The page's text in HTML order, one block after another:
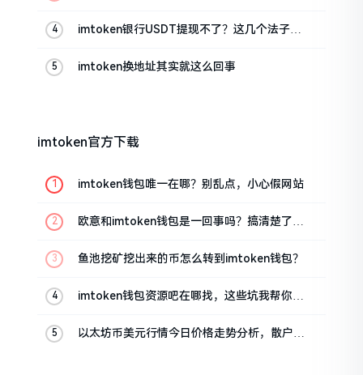
imtoken银行USDT提现不了？这几个法子能
imtoken换地址其实就这么回事
imtoken官方下载
imtoken钱包唯一在哪？别乱点，小心假网站
欧意和imtoken钱包是一回事吗？搞清楚了再
鱼池挖矿挖出来的币怎么转到imtoken钱包？
imtoken钱包资源吧在哪找，这些坑我帮你趟
以太坊币美元行情今日价格走势分析，散户如